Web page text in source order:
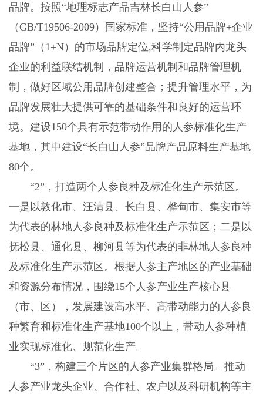
品牌。按照“地理标志产品吉林长白山人参”
（GB/T19506-2009）国家标准，坚持“公用品牌+企业
品牌”（1+N）的市场品牌定位,科学制定品牌内龙头
企业的利益联结机制，品牌运营机制和品牌管理机
制，做好区域公用品牌创建整合；提升管理水平，为
品牌发展壮大提供可靠的基础条件和良好的运营环
境。建设150个具有示范带动作用的人参标准化生产
基地，其中建设“长白山人参”品牌产品原料生产基地
80个。
“2”，打造两个人参良种及标准化生产示范区。
一是以敦化市、汪清县、长白县、桦甸市、集安市等
为代表的林地人参良种及标准化生产示范区；二是以
抚松县、通化县、柳河县等为代表的非林地人参良种
及标准化生产示范区。根据人参主产地区的产业基础
和资源分布情况，围绕15个人参产业生产核心县
（市、区），发展建设高水平、高带动能力的人参良
种繁育和标准化生产基地100个以上，带动人参种植
业实现标准化、规范化生产。
“3”，构建三个片区的人参产业集群格局。推动
人参产业龙头企业、合作社、农户以及科研机构等主